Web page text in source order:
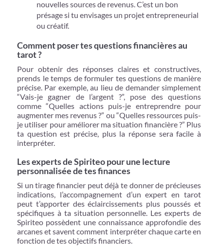
nouvelles sources de revenus. C’est un bon
présage si tu envisages un projet entrepreneurial
ou créatif.
Comment poser tes questions financières au
tarot ?
Pour obtenir des réponses claires et constructives,
prends le temps de formuler tes questions de manière
précise. Par exemple, au lieu de demander simplement
“Vais-je gagner de l’argent ?”, pose des questions
comme “Quelles actions puis-je entreprendre pour
augmenter mes revenus ?” ou “Quelles ressources puis-
je utiliser pour améliorer ma situation financière ?” Plus
ta question est précise, plus la réponse sera facile à
interpréter.
Les experts de Spiriteo pour une lecture
personnalisée de tes finances
Si un tirage financier peut déjà te donner de précieuses
indications, l’accompagnement d’un expert en tarot
peut t’apporter des éclaircissements plus poussés et
spécifiques à ta situation personnelle. Les experts de
Spiriteo possèdent une connaissance approfondie des
arcanes et savent comment interpréter chaque carte en
fonction de tes objectifs financiers.